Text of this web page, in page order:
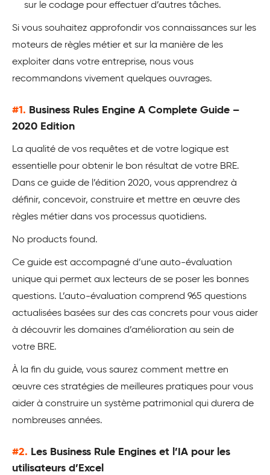
sur le codage pour effectuer d’autres tâches.
Si vous souhaitez approfondir vos connaissances sur les
moteurs de règles métier et sur la manière de les
exploiter dans votre entreprise, nous vous
recommandons vivement quelques ouvrages.
#1. Business Rules Engine A Complete Guide –
2020 Edition
La qualité de vos requêtes et de votre logique est
essentielle pour obtenir le bon résultat de votre BRE.
Dans ce guide de l’édition 2020, vous apprendrez à
définir, concevoir, construire et mettre en œuvre des
règles métier dans vos processus quotidiens.
No products found.
Ce guide est accompagné d’une auto-évaluation
unique qui permet aux lecteurs de se poser les bonnes
questions. L’auto-évaluation comprend 965 questions
actualisées basées sur des cas concrets pour vous aider
à découvrir les domaines d’amélioration au sein de
votre BRE.
À la fin du guide, vous saurez comment mettre en
œuvre ces stratégies de meilleures pratiques pour vous
aider à construire un système patrimonial qui durera de
nombreuses années.
#2. Les Business Rule Engines et l’IA pour les
utilisateurs d’Excel